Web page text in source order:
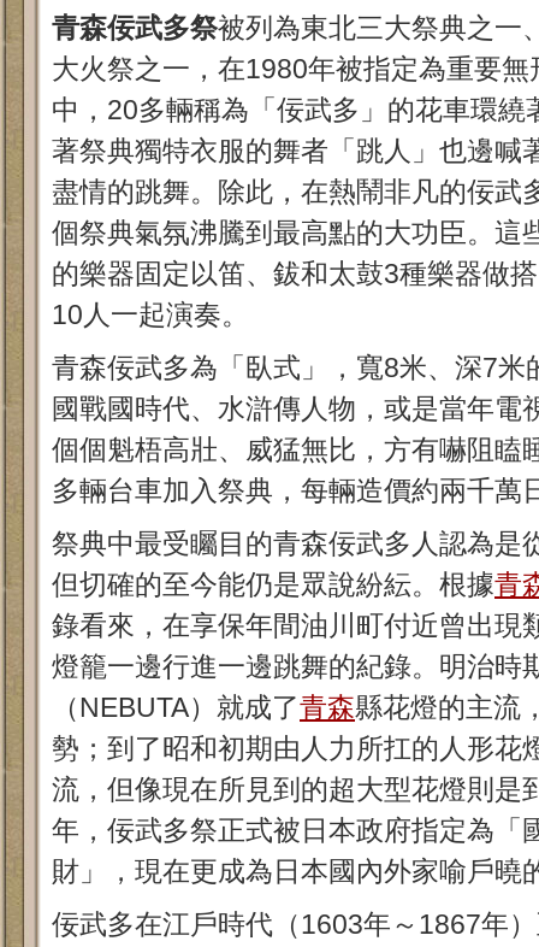
青森佞武多祭被列為東北三大祭典之一
大火祭之一，在1980年被指定為重要
中，20多輛稱為「佞武多」的花車環繞
著祭典獨特衣服的舞者「跳人」也邊喊
盡情的跳舞。除此，在熱鬧非凡的佞武
個祭典氣氛沸騰到最高點的大功臣。這
的樂器固定以笛、鈸和太鼓3種樂器做
10人一起演奏。
青森佞武多為「臥式」，寬8米、深7米
國戰國時代、水滸傳人物，或是當年電
個個魁梧高壯、威猛無比，方有嚇阻瞌
多輛台車加入祭典，每輛造價約兩千萬
祭典中最受矚目的青森佞武多人認為是
但切確的至今能仍是眾說紛紜。根據青
錄看來，在享保年間油川町付近曾出現
燈籠一邊行進一邊跳舞的紀錄。明治時
（NEBUTA）就成了青森縣花燈的主流
勢；到了昭和初期由人力所扛的人形花
流，但像現在所見到的超大型花燈則是
年，佞武多祭正式被日本政府指定為「
財」，現在更成為日本國內外家喻戶曉
佞武多在江戶時代（1603年～1867年